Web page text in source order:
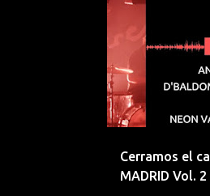
Cerramos el
MADRID Vol. 2
ANDEN 14